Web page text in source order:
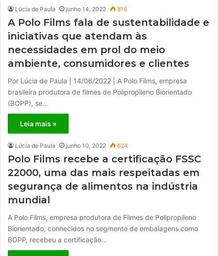
Lúcia de Paula junho 14, 2022 816
A Polo Films fala de sustentabilidade e
iniciativas que atendam às
necessidades em prol do meio
ambiente, consumidores e clientes
Por Lúcia de Paula | 14/06/2022 | A Polo Films, empresa
brasileira produtora de filmes de Polipropileno Biorientado
(BOPP), se…
Leia mais »
Lúcia de Paula junho 10, 2022 624
Polo Films recebe a certificação FSSC
22000, uma das mais respeitadas em
segurança de alimentos na indústria
mundial
A Polo Films, empresa produtora de Filmes de Polipropileno
Biorientado, conhecidos no segmento de embalagens como
BOPP, recebeu a certificação…